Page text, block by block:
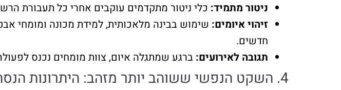
ניטור מתמיד: כלי ניטור מתקדמים עוקבים אחרי כל תעבורת
זיהוי איומים: שימוש בבינה מלאכותית, למידת מכונה ומומחי
חדשים.
תגובה לאירועים: ברגע שמתגלה איום, צוות מומחים נכנס
4. השקט הנפשי ששוהב יותר מזהב: היתרונות הנסתרים של MSS